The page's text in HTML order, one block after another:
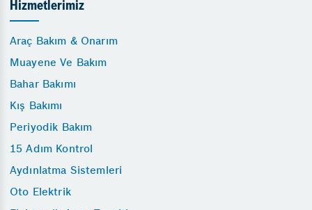
Hizmetlerimiz
Araç Bakım & Onarım
Muayene Ve Bakım
Bahar Bakımı
Kış Bakımı
Periyodik Bakım
15 Adım Kontrol
Aydınlatma Sistemleri
Oto Elektrik